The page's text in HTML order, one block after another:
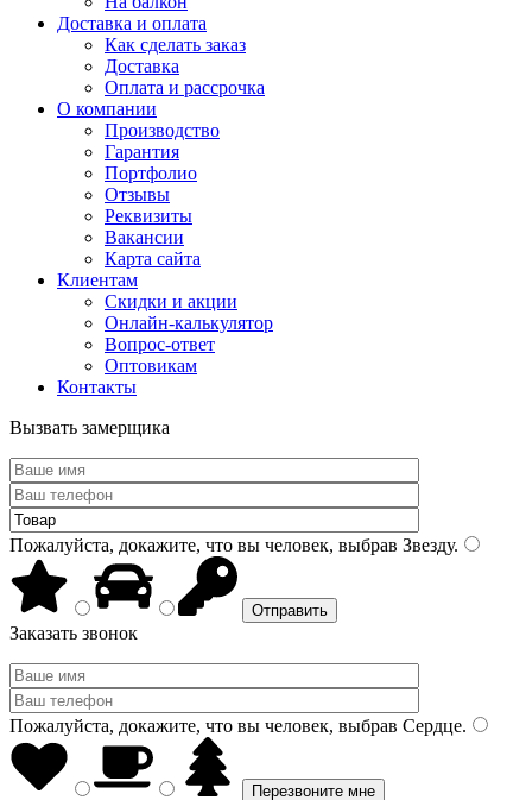
Доставка и оплата
Как сделать заказ
Доставка
Оплата и рассрочка
О компании
Производство
Гарантия
Портфолио
Отзывы
Реквизиты
Вакансии
Карта сайта
Клиентам
Скидки и акции
Онлайн-калькулятор
Вопрос-ответ
Оптовикам
Контакты
Вызвать замерщика
Пожалуйста, докажите, что вы человек, выбрав Звезду.
Заказать звонок
Пожалуйста, докажите, что вы человек, выбрав Сердце.